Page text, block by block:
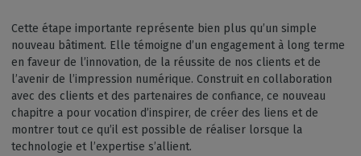
Cette étape importante représente bien plus qu’un simple
nouveau bâtiment. Elle témoigne d’un engagement à long terme
en faveur de l’innovation, de la réussite de nos clients et de
l’avenir de l’impression numérique. Construit en collaboration
avec des clients et des partenaires de confiance, ce nouveau
chapitre a pour vocation d’inspirer, de créer des liens et de
montrer tout ce qu’il est possible de réaliser lorsque la
technologie et l’expertise s’allient.